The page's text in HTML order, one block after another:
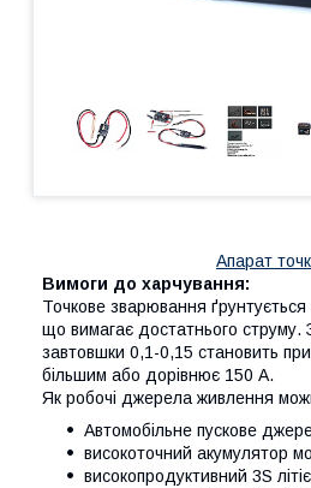
Апарат
Вимоги до харчування:
Точкове зварювання
що вимагає достатнього струму.
завтовшки 0,1-0,15 становить
більшим або дорівнює 150 А.
Як робочі джерела живлення
Автомобільне пускове
високоточний акумулятор
високопродуктивний 3S